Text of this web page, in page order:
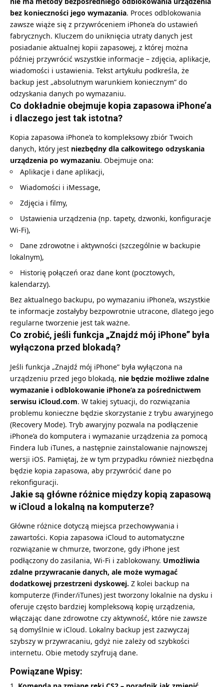
bez konieczności jego wymazania. Proces odblokowania
zawsze wiąże się z przywróceniem iPhone’a do ustawień
fabrycznych. Kluczem do uniknięcia utraty danych jest
posiadanie aktualnej kopii zapasowej, z której można
później przywrócić wszystkie informacje – zdjęcia, aplikacje,
wiadomości i ustawienia. Tekst artykułu podkreśla, że
backup jest „absolutnym warunkiem koniecznym” do
odzyskania danych po wymazaniu.
Co dokładnie obejmuje kopia zapasowa iPhone’a
i dlaczego jest tak istotna?
Kopia zapasowa iPhone’a to kompleksowy zbiór Twoich
danych, który jest niezbędny dla całkowitego odzyskania
urządzenia po wymazaniu. Obejmuje ona:
Aplikacje i dane aplikacji,
Wiadomości i iMessage,
Zdjęcia i filmy,
Ustawienia urządzenia (np. tapety, dzwonki, konfiguracje
Wi-Fi),
Dane zdrowotne i aktywności (szczególnie w backupie
lokalnym),
Historię połączeń oraz dane kont (pocztowych,
kalendarzy).
Bez aktualnego backupu, po wymazaniu iPhone’a, wszystkie
te informacje zostałyby bezpowrotnie utracone, dlatego jego
regularne tworzenie jest tak ważne.
Co zrobić, jeśli funkcja „Znajdź mój iPhone” była
wyłączona przed blokadą?
Jeśli funkcja „Znajdź mój iPhone” była wyłączona na
urządzeniu przed jego blokadą, nie będzie możliwe zdalne
wymazanie i odblokowanie iPhone’a za pośrednictwem
serwisu iCloud.com. W takiej sytuacji, do rozwiązania
problemu konieczne będzie skorzystanie z trybu awaryjnego
(Recovery Mode). Tryb awaryjny pozwala na podłączenie
iPhone’a do komputera i wymazanie urządzenia za pomocą
Findera lub iTunes, a następnie zainstalowanie najnowszej
wersji iOS. Pamiętaj, że w tym przypadku również niezbędna
będzie kopia zapasowa, aby przywrócić dane po
rekonfiguracji.
Jakie są główne różnice między kopią zapasową
w iCloud a lokalną na komputerze?
Główne różnice dotyczą miejsca przechowywania i
zawartości. Kopia zapasowa iCloud to automatyczne
rozwiązanie w chmurze, tworzone, gdy iPhone jest
podłączony do zasilania, Wi-Fi i zablokowany. Umożliwia
zdalne przywracanie danych, ale może wymagać
dodatkowej przestrzeni dyskowej. Z kolei backup na
komputerze (Finder/iTunes) jest tworzony lokalnie na dysku i
oferuje często bardziej kompleksową kopię urządzenia,
włączając dane zdrowotne czy aktywność, które nie zawsze
są domyślnie w iCloud. Lokalny backup jest zazwyczaj
szybszy w przywracaniu, gdyż nie zależy od szybkości
internetu. Obie metody szyfrują dane.
Powiązane Wpisy: